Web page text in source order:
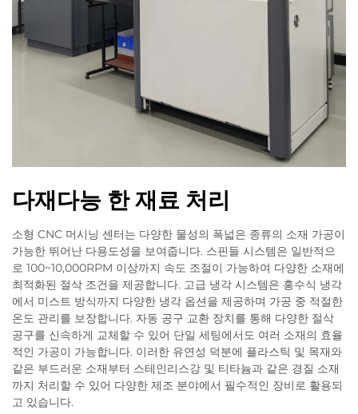
다재다능 한 재료 처리
소형 CNC 머시닝 센터는 다양한 물성의 폭넓은 종류의 소재 가공이
가능한 뛰어난 다용도성을 보여줍니다. 스핀들 시스템은 일반적으
로 100~10,000RPM 이상까지 속도 조절이 가능하여 다양한 소재에
최적화된 절삭 조건을 제공합니다. 고급 냉각 시스템은 홍수식 냉각
에서 미스트 방식까지 다양한 냉각 옵션을 제공하며 가공 중 적절한
온도 관리를 보장합니다. 자동 공구 교환 장치를 통해 다양한 절삭
공구를 신속하게 교체할 수 있어 단일 세팅에서도 여러 소재의 효율
적인 가공이 가능합니다. 이러한 유연성 덕분에 플라스틱 및 목재와
같은 부드러운 소재부터 스테인리스강 및 티타늄과 같은 경질 소재
까지 처리할 수 있어 다양한 제조 분야에서 필수적인 장비로 활용되
고 있습니다.